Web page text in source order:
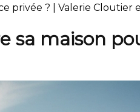
privée ? | Valerie Cloutier
sa maison